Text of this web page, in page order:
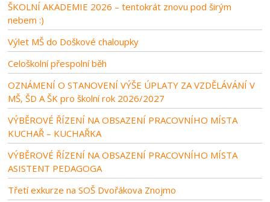
ŠKOLNÍ AKADEMIE 2026 – tentokrát znovu pod širým
nebem :)
Výlet MŠ do Doškové chaloupky
Celoškolní přespolní běh
OZNÁMENÍ O STANOVENÍ VÝŠE ÚPLATY ZA VZDĚLÁVÁNÍ V
MŠ, ŠD A ŠK pro školní rok 2026/2027
VÝBĚROVÉ ŘÍZENÍ NA OBSAZENÍ PRACOVNÍHO MÍSTA
KUCHAŘ – KUCHAŘKA
VÝBĚROVÉ ŘÍZENÍ NA OBSAZENÍ PRACOVNÍHO MÍSTA
ASISTENT PEDAGOGA
Třetí exkurze na SOŠ Dvořákova Znojmo